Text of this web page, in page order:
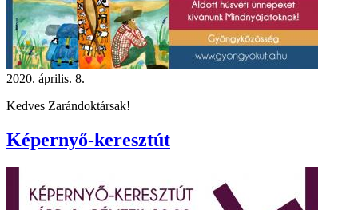
2020. április. 8.
Kedves Zarándoktársak!
Képernyő-keresztút